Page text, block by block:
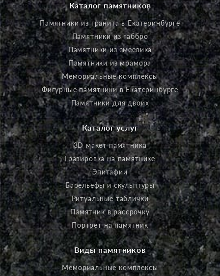
Каталог памятников
Памятники из гранита в Екатеринбурге
Памятники из габбро
Памятники из змеевика
Памятники из мрамора
Мемориальные комплексы
Фигурные памятники в Екатеринбурге
Памятники для двоих
Каталог услуг
3D макет памятника
Гравировка на памятнике
Эпитафии
Барельефы и скульптуры
Ритуальные таблички
Памятник в рассрочку
Портрет на памятник
Виды памятников
Мемориальные комплексы